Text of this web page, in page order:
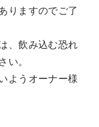
りますのでご了
、飲み込む恐れ
い。
ようオーナー様